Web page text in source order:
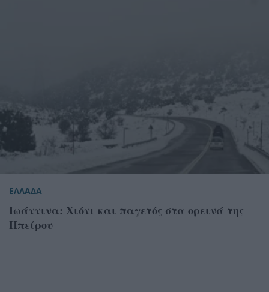
ΕΛΛΑΔΑ
Ιωάννινα: Χιόνι και παγετός στα ορεινά της
Ηπείρου